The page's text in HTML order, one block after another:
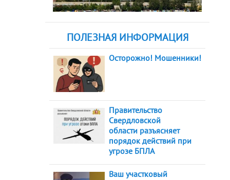
ПОЛЕЗНАЯ ИНФОРМАЦИЯ
Осторожно! Мошенники!
Правительство
Свердловской
области разъясняет
порядок действий при
угрозе БПЛА
Ваш участковый